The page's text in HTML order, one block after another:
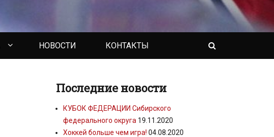
НОВОСТИ КОНТАКТЫ
Последние новости
КУБОК ФЕДЕРАЦИИ Сибирского
федерального округа 19.11.2020
Хоккей больше чем игра! 04.08.2020